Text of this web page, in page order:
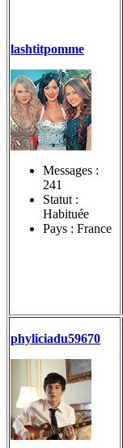
lashtitpomme
Messages :
241
Statut :
Habituée
Pays : France
phyliciadu59670